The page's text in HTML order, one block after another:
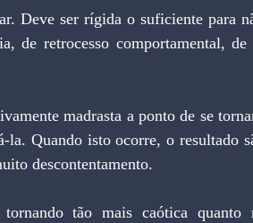
Deve ser rígida o suficiente para
de retrocesso comportamental,
madrasta a ponto de se
Quando isto ocorre, o resultado
descontentamento.
tão mais caótica quanto